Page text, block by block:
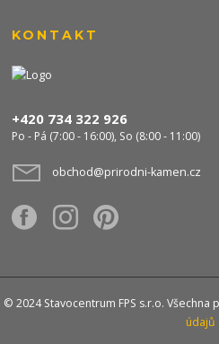
KONTAKT
+420 734 322 926
Po - Pá (7:00 - 16:00), So (8:00 - 11:00)
obchod@prirodni-kamen.cz
© 2024 Stavocentrum FPS s.r.o. Všechna
údajů